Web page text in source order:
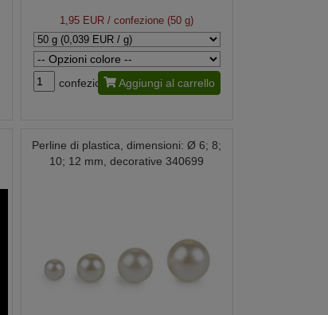
1,95 EUR / confezione (50 g)
confezione Aggiungi al carrello
Perline di plastica, dimensioni: Ø 6; 8;
10; 12 mm, decorative 340699